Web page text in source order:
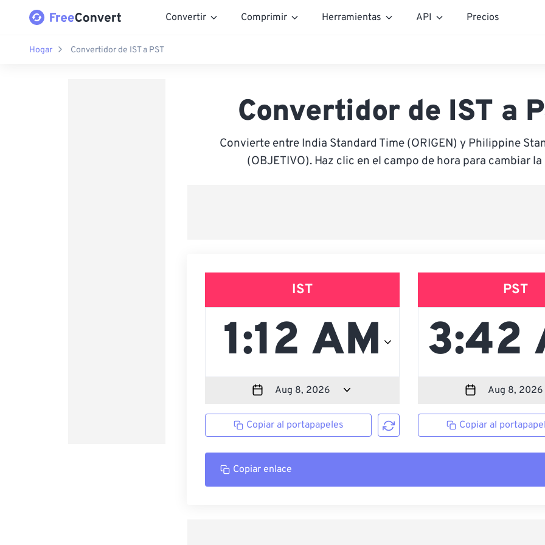
Convertir Comprimir Herramientas API Precios
Hogar Convertidor de IST a PST
Convertidor de IST a
Convierte entre India Standard Time (ORIGEN) y Philippine
(OBJETIVO). Haz clic en el campo de hora para cambiar la
IST
Copiar al portapapeles
PST
Copiar al
Copiar enlace